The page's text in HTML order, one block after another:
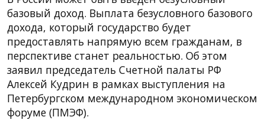
базовый доход. Выплата безусловного базового
дохода, который государство будет
предоставлять напрямую всем гражданам, в
перспективе станет реальностью. Об этом
заявил председатель Счетной палаты РФ
Алексей Кудрин в рамках выступления на
Петербургском международном экономическом
форуме (ПМЭФ).